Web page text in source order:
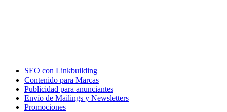
SEO con Linkbuilding
Contenido para Marcas
Publicidad para anunciantes
Envío de Mailings y Newsletters
Promociones